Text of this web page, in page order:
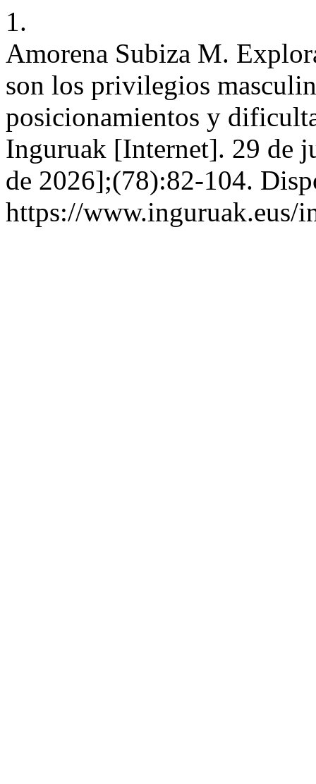
1.
Amorena Subiza M.
son los privilegios
posicionamientos y
Inguruak [Internet]. 29 de
de 2026];(78):82-104.
https://www.inguruak.eus/